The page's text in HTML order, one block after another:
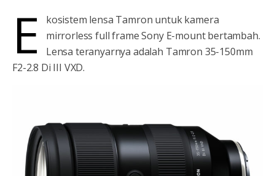
E
kosistem lensa Tamron untuk kamera
mirrorless full frame Sony E-mount bertambah.
Lensa teranyarnya adalah Tamron 35-150mm
F2-2.8 Di III VXD.